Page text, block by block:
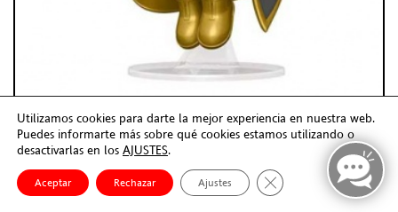
DR. FATE
Funko POP - DC
15,90€
En Stock (24/48h)
Utilizamos cookies para darte la mejor experiencia en nuestra web.
Puedes informarte más sobre qué cookies estamos utilizando o
desactivarlas en los AJUSTES.
Aceptar Rechazar Ajustes Cerrar el banner de